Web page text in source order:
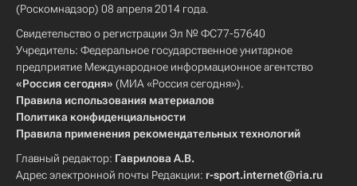
(Роскомнадзор) 08 апреля 2014 года.
Свидетельство о регистрации Эл № ФС77-57640
Учредитель: Федеральное государственное унитарное
предприятие Международное информационное агентство
«Россия сегодня» (МИА «Россия сегодня»).
Правила использования материалов
Политика конфиденциальности
Правила применения рекомендательных технологий
Главный редактор: Гаврилова А.В.
Адрес электронной почты Редакции: r-sport.internet@ria.ru